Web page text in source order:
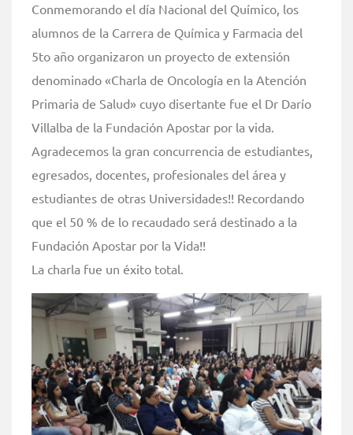
Conmemorando el día Nacional del Químico, los
alumnos de la Carrera de Química y Farmacia del
5to año organizaron un proyecto de extensión
denominado «Charla de Oncología en la Atención
Primaria de Salud» cuyo disertante fue el Dr Darío
Villalba de la Fundación Apostar por la vida.
Agradecemos la gran concurrencia de estudiantes,
egresados, docentes, profesionales del área y
estudiantes de otras Universidades!! Recordando
que el 50 % de lo recaudado será destinado a la
Fundación Apostar por la Vida!!
La charla fue un éxito total.